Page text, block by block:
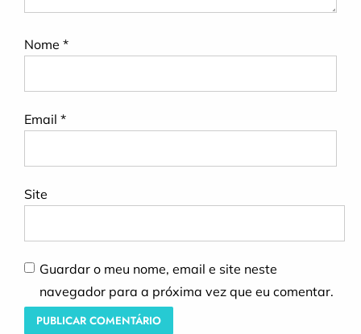
Nome *
Email *
Site
Guardar o meu nome, email e site neste
navegador para a próxima vez que eu comentar.